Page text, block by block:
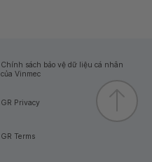
Chính sách bảo vệ dữ liệu cá nhân
của Vinmec
GR Privacy
GR Terms